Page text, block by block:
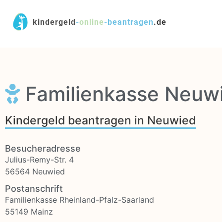
kindergeld-online-beantragen.de
Familienkasse
Kindergeld beantragen in Neuwied
Besucheradresse
Julius-Remy-Str. 4
56564 Neuwied
Postanschrift
Familienkasse Rheinland-Pfalz-Saarland
55149 Mainz